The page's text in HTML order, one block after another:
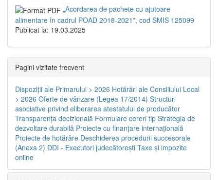
„Acordarea de pachete cu ajutoare
alimentare în cadrul POAD 2018-2021”, cod SMIS 125099
Publicat la: 19.03.2025
Pagini vizitate frecvent
Dispoziţii ale Primarului > 2026 Hotărâri ale Consiliului Local
> 2026 Oferte de vânzare (Legea 17/2014) Structuri
asociative privind eliberarea atestatului de producător
Transparenţa decizională Formulare cereri tip Strategia de
dezvoltare durabilă Proiecte cu finanţare internaţională
Proiecte de hotărâre Deschiderea procedurii succesorale
(Anexa 2) DDI - Executori judecătorești Taxe şi impozite
online